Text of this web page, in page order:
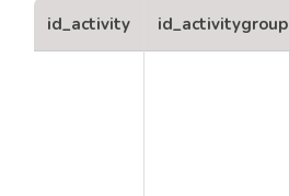
id_activity id_activitygroup